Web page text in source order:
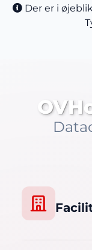
Der er i